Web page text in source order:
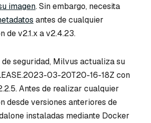
imagen. Sin embargo, necesita
antes de cualquier
de v2.1.x a v2.4.23.
seguridad, Milvus actualiza su
03-20T20-16-18Z con
Antes de realizar cualquier
desde versiones anteriores de
instaladas mediante Docker